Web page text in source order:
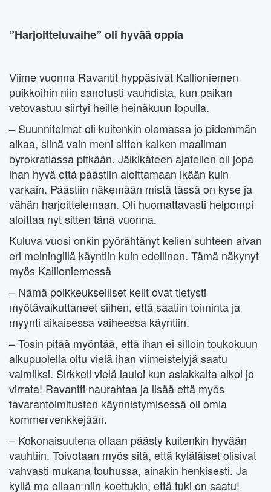
”Harjoitteluvaihe” oli hyvää oppia
Viime vuonna Ravantit hyppäsivät Kallioniemen
puikkoihin niin sanotusti vauhdista, kun paikan
vetovastuu siirtyi heille heinäkuun lopulla.
– Suunnitelmat oli kuitenkin olemassa jo pidemmän
aikaa, siinä vain meni sitten kaiken maailman
byrokratiassa pitkään. Jälkikäteen ajatellen oli jopa
ihan hyvä että päästiin aloittamaan ikään kuin
varkain. Päästiin näkemään mistä tässä on kyse ja
vähän harjoittelemaan. Oli huomattavasti helpompi
aloittaa nyt sitten tänä vuonna.
Kuluva vuosi onkin pyörähtänyt kelien suhteen aivan
eri meiningillä käyntiin kuin edellinen. Tämä näkynyt
myös Kallioniemessä
– Nämä poikkeukselliset kelit ovat tietysti
myötävaikuttaneet siihen, että saatiin toiminta ja
myynti aikaisessa vaiheessa käyntiin.
– Tosin pitää myöntää, että ihan ei silloin toukokuun
alkupuolella oltu vielä ihan viimeistelyjä saatu
valmiiksi. Sirkkeli vielä lauloi kun asiakkaita alkoi jo
virrata! Ravantti naurahtaa ja lisää että myös
tavarantoimitusten käynnistymisessä oli omia
kommervenkkejään.
– Kokonaisuutena ollaan päästy kuitenkin hyvään
vauhtiin. Toivotaan myös sitä, että kyläläiset olisivat
vahvasti mukana touhussa, ainakin henkisesti. Ja
kyllä me ollaan niin koettukin, että tuki on saatu!